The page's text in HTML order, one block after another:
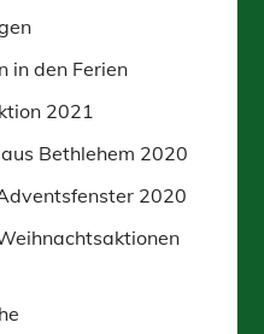
in den Ferien
2021
Bethlehem 2020
2020